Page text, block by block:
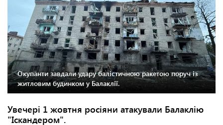
Окупанти завдали удару балістичною ракетою поруч із
житловим будинком у Балаклії.
Увечері 1 жовтня росіяни атакували Балаклію
"Іскандером".